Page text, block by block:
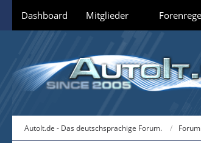
Dashboard Mitglieder
AutoIt.de - Das deutschsprachige Forum. Forum